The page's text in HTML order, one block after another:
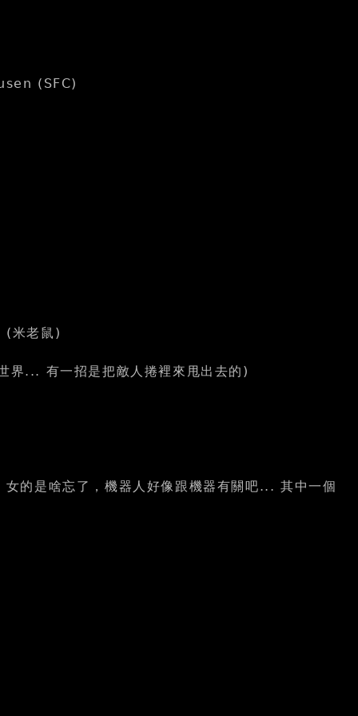
(SFC)
米老鼠)
... 有一招是把敵人捲裡來甩出去的)
的是啥忘了，機器人好像跟機器有關吧... 其中一個